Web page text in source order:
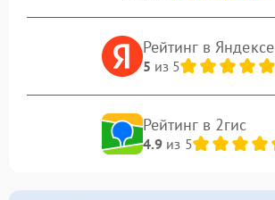
Рейтинг в Яндексе
5 из 5
Рейтинг в 2гис
4.9из 5